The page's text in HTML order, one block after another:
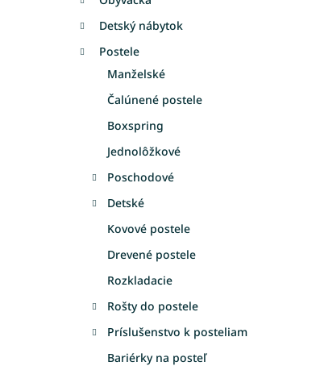
Detský nábytok
Postele
Manželské
Čalúnené postele
Boxspring
Jednolôžkové
Poschodové
Detské
Kovové postele
Drevené postele
Rozkladacie
Rošty do postele
Príslušenstvo k posteliam
Bariérky na posteľ